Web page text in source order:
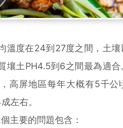
度在24到27度之間，土壤
壤土PH4.5到6之間最為適
高屏地區每年大概有5千公
左右。
主要的問題包含：